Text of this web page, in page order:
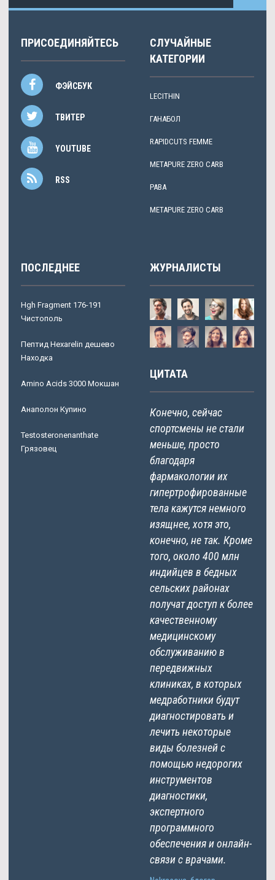
ПРИСОЕДИНЯЙТЕСЬ
ФЭЙСБУК
ТВИТЕР
YOUTUBE
RSS
СЛУЧАЙНЫЕ
КАТЕГОРИИ
LECITHIN
ГАНАБОЛ
RAPIDCUTS FEMME
METAPURE ZERO CARB
PABA
METAPURE ZERO CARB
ПОСЛЕДНЕЕ
Hgh Fragment 176-191
Чистополь
Пептид Hexarelin дешево
Находка
Amino Acids 3000 Мокшан
Анаполон Купино
Testosteronenanthate
Грязовец
ЖУРНАЛИСТЫ
ЦИТАТА
Конечно, сейчас
спортсмены не стали
меньше, просто
благодаря
фармакологии их
гипертрофированные
тела кажутся немного
изящнее, хотя это,
конечно, не так. Кроме
того, около 400 млн
индийцев в бедных
сельских районах
получат доступ к более
качественному
медицинскому
обслуживанию в
передвижных
клиниках, в которых
медработники будут
диагностировать и
лечить некоторые
виды болезней с
помощью недорогих
инструментов
диагностики,
экспертного
программного
обеспечения и онлайн-
связи с врачами.